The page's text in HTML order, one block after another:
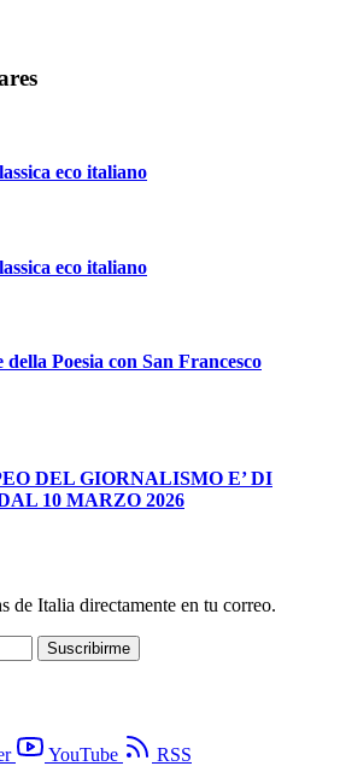
eco italiano
eco italiano
Poesia con San Francesco
DEL GIORNALISMO E’ DI
10 MARZO 2026
de Italia directamente en tu correo.
Suscribirme
YouTube RSS